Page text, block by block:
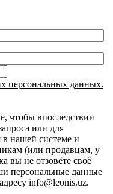
персональных данных.
чтобы впоследствии
или для
в нашей системе и
(или продавцам, у
вы не отзовёте своё
персональные данные
info@leonis.uz.